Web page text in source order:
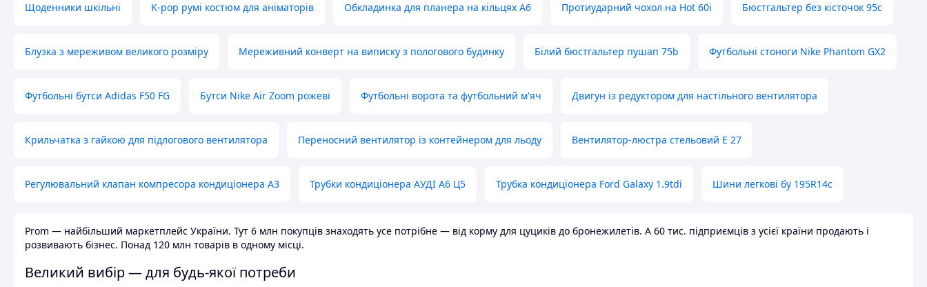
Щоденники шкільні K-pop румі костюм для аніматорів Обкладинка для планера на кільцях А6 Протиударний чохол на Hot 60i Бюстгальтер без кісточок 95с
Блузка з мереживом великого розміру Мереживний конверт на виписку з пологового будинку Білий бюстгальтер пушап 75b Футбольні стоноги Nike Phantom GX2
Футбольні бутси Adidas F50 FG Бутси Nike Air Zoom рожеві Футбольні ворота та футбольний м'яч Двигун із редуктором для настільного вентилятора
Крильчатка з гайкою для підлогового вентилятора Переносний вентилятор із контейнером для льоду Вентилятор-люстра стельовий E 27
Регулювальний клапан компресора кондиціонера А3 Трубки кондиціонера АУДІ А6 Ц5 Трубка кондиціонера Ford Galaxy 1.9tdi Шини легкові бу 195R14c
Prom — найбільший маркетплейс України. Тут 6 млн покупців знаходять усе потрібне — від корму для цуциків до бронежилетів. А 60 тис. підприємців з усієї країни продають і
розвивають бізнес. Понад 120 млн товарів в одному місці.
Великий вибір — для будь-якої потреби